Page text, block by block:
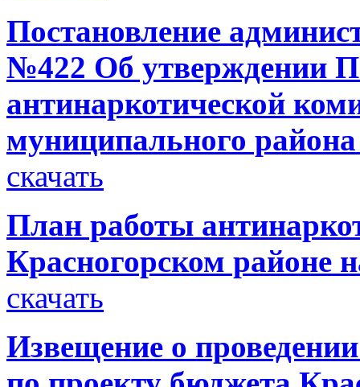
Постановление
№422 Об утверждении
антинаркотической
муниципального
скачать
План работы
Красногорском районе
скачать
Извещение о